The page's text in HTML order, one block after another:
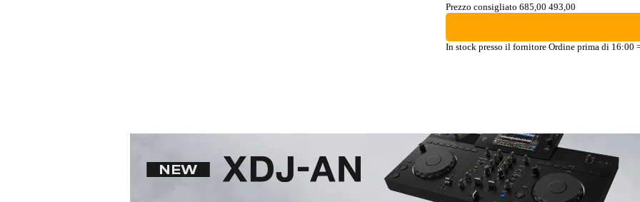
Prezzo consigliato 685,00 493,00
In stock presso il fornitore Ordine prima di 16:00